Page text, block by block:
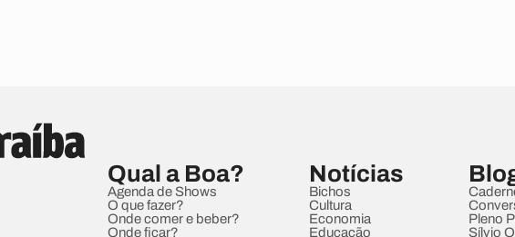
Qual a Boa?
Agenda de Shows
O que fazer?
Onde comer e beber?
Onde ficar?
Notícias
Bichos
Cultura
Economia
Educação
Pleno
Sílvio